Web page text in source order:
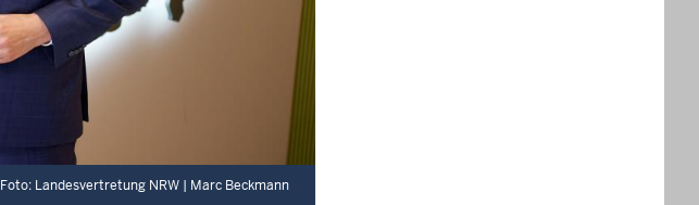
Foto: Landesvertretung NRW | Marc Beckmann